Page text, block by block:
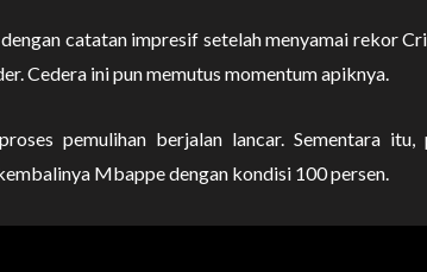
catatan impresif setelah menyamai rekor
Cedera ini pun memutus momentum apiknya.
pemulihan berjalan lancar. Sementara itu,
Mbappe dengan kondisi 100 persen.